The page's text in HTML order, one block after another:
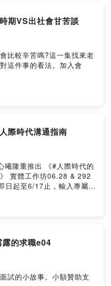
期VS出社會甘苦談
比較辛苦嗎?這一集找來老
這件事的看法。加入會
際時代溝通指南
曦隆重推出 《#人際時代的
實體工作坊06.28 & 292
日起至6/17止，輸入專屬折
門學校不會教的「說話
：
ckct2oqev51jh0918bpel
的求職e04
試的小故事。小額贊助支